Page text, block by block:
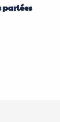
parlées
parlées